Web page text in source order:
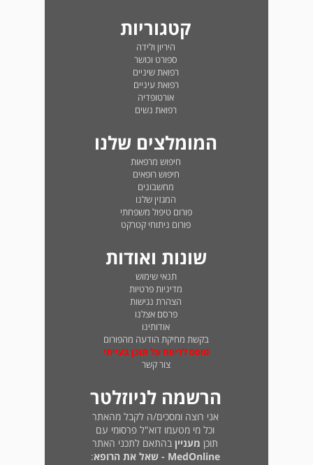
קטגוריות
היריון ולידה
ספורט וכושר
רפואת שיניים
רפואת עיניים
אורטופדיה
רפואת נשים
המומלצים שלנו
חיפוש מרפאות
חיפוש רופאים
מחשבונים
המגזין שלנו
פורום טיפול משפחתי
פורום ניתוחי קטרקט
שונות ואודות
תנאי שימוש
מדיניות פרטיות
הצהרת נגישות
פרסם אצלנו
אודותינו
בקשת מחיקת הודעה מהפורום
טופס לדיווח על תוכן בעייתי
צור קשר
הרשמה לניוזלטר
אני רוצה ומסכים/ה לקבל מהאתר
וכל מי מטעמו דוא"ל פרסומי עם
תוכן מעניין בהתאם לתכני האתר
MedOnline - שאל את הרופא
: